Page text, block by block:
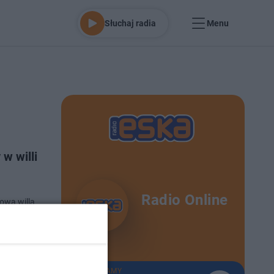
Słuchaj radia Menu
w willi
willa
Radio Online
TERAZ GRAMY